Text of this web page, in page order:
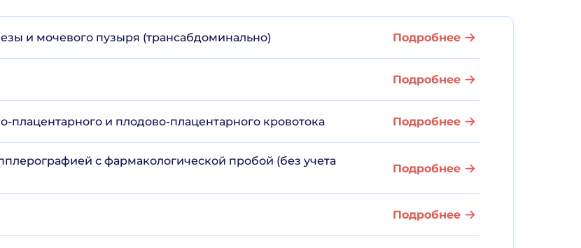
и мочевого пузыря (трансабдоминально) Подробнее
Подробнее
плацентарного и плодово-плацентарного кровотока Подробнее
с фармакологической пробой (без учета
Подробнее
Подробнее